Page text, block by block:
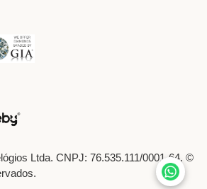
Ltda. CNPJ: 76.535.111/0001-64. ©